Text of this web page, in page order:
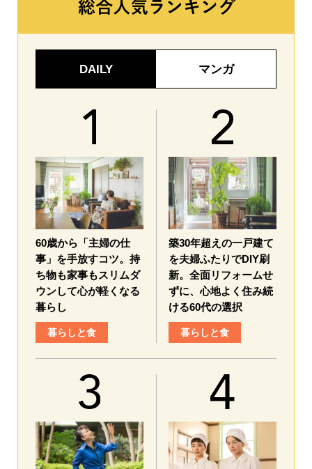
DAILY マンガ
60歳から「主婦の仕
事」を手放すコツ。持
ち物も家事もスリムダ
ウンして心が軽くなる
暮らし
暮らしと食
築30年超えの一戸建て
を夫婦ふたりでDIY刷
新。全面リフォームせ
ずに、心地よく住み続
ける60代の選択
暮らしと食